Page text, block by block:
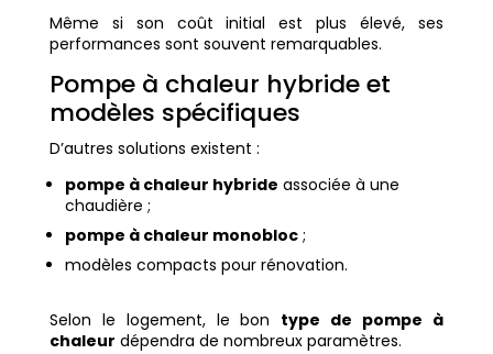
Même si son coût initial est plus élevé, ses
performances sont souvent remarquables.
Pompe à chaleur hybride et
modèles spécifiques
D’autres solutions existent :
pompe à chaleur hybride associée à une
chaudière ;
pompe à chaleur monobloc;
modèles compacts pour rénovation.
Selon le logement, le bon type de pompe à
chaleur dépendra de nombreux paramètres.